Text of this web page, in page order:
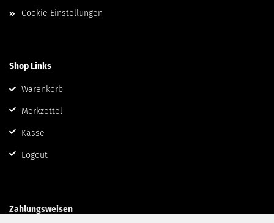
Cookie Einstellungen
Shop Links
Warenkorb
Merkzettel
Kasse
Logout
Zahlungsweisen